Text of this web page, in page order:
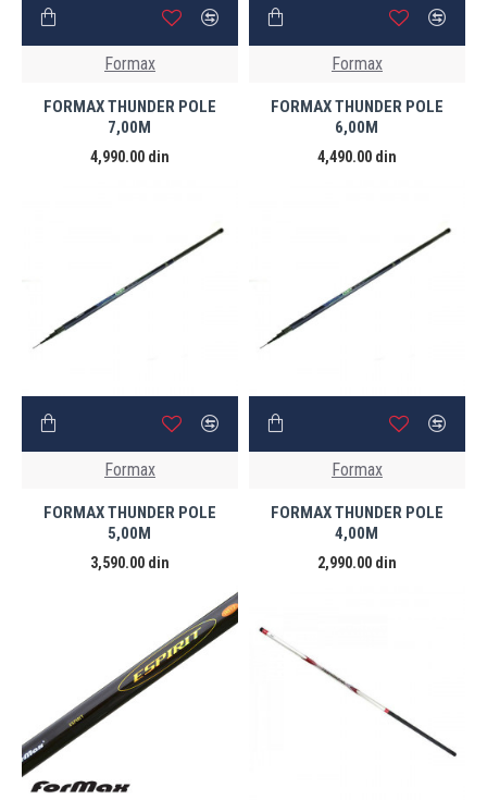
Formax
FORMAX THUNDER POLE
7,00M
4,990.00 din
Formax
FORMAX THUNDER POLE
6,00M
4,490.00 din
Formax
FORMAX THUNDER POLE
5,00M
3,590.00 din
Formax
FORMAX THUNDER POLE
4,00M
2,990.00 din